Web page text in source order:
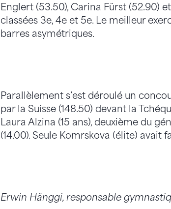
Englert (53.50), Carina Fürst (52.90)
classées 3e, 4e et 5e. Le meilleur
barres asymétriques.
Parallèlement s’est déroulé un
par la Suisse (148.50) devant la
Laura Alzina (15 ans), deuxième du
(14.00). Seule Komrskova (élite) avait
Erwin Hänggi, responsable